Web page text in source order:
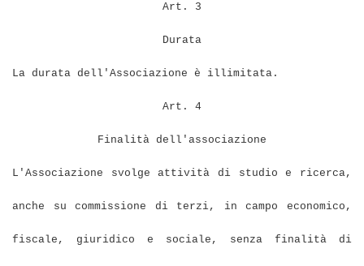
Art. 3
Durata
La durata dell'Associazione è illimitata.
Art. 4
Finalità dell'associazione
L'Associazione svolge attività di studio e ricerca,
anche su commissione di terzi, in campo economico,
fiscale, giuridico e sociale, senza finalità di